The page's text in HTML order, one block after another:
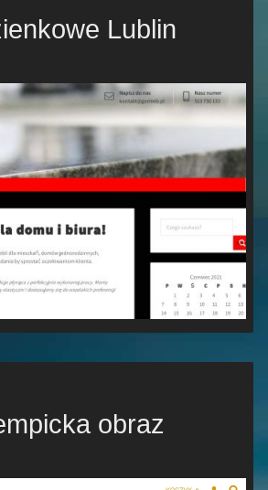
Lublin
obraz